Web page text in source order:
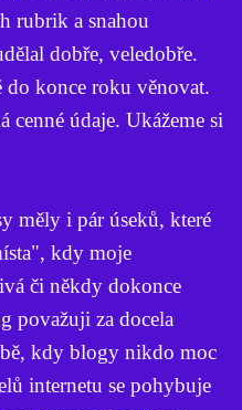
rubrik a snahou
dobře, veledobře.
do konce roku věnovat.
cenné údaje. Ukážeme si
měly i pár úseků, které
kdy moje
či někdy dokonce
považuji za docela
kdy blogy nikdo moc
internetu se pohybuje